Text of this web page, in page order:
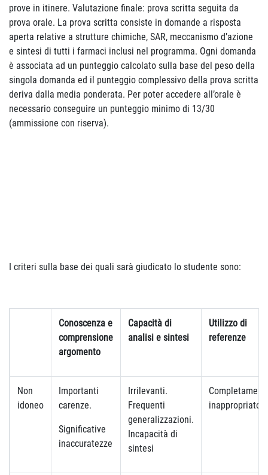
prove in itinere. Valutazione finale: prova scritta seguita da
prova orale. La prova scritta consiste in domande a risposta
aperta relative a strutture chimiche, SAR, meccanismo d’azione
e sintesi di tutti i farmaci inclusi nel programma. Ogni domanda
è associata ad un punteggio calcolato sulla base del peso della
singola domanda ed il punteggio complessivo della prova scritta
deriva dalla media ponderata. Per poter accedere all’orale è
necessario conseguire un punteggio minimo di 13/30
(ammissione con riserva).
I criteri sulla base dei quali sarà giudicato lo studente sono:
Conoscenza e
comprensione
argomento
Capacità di
analisi e sintesi
Utilizzo di
referenze
Non
idoneo
Importanti
carenze.
Significative
inaccuratezze
Irrilevanti.
Frequenti
generalizzazioni.
Incapacità di
sintesi
inappropriato